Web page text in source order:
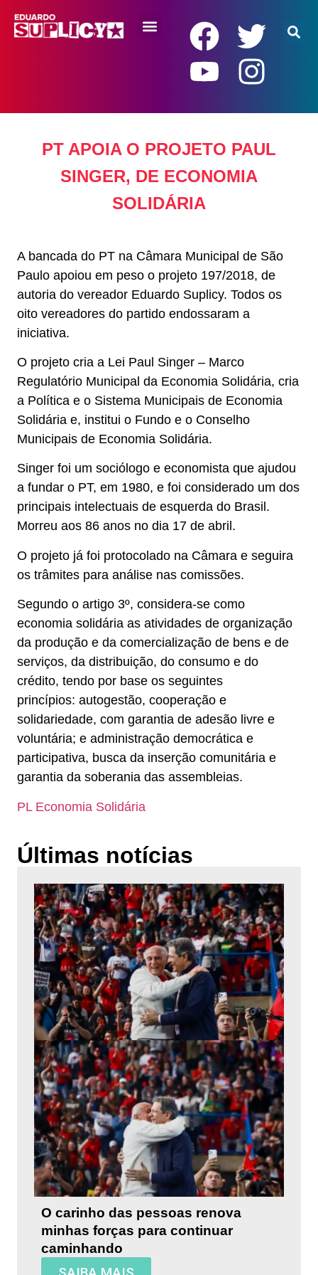
PT APOIA O PROJETO PAUL
SINGER, DE ECONOMIA
SOLIDÁRIA
A bancada do PT na Câmara Municipal de São
Paulo apoiou em peso o projeto 197/2018, de
autoria do vereador Eduardo Suplicy. Todos os
oito vereadores do partido endossaram a
iniciativa.
O projeto cria a Lei Paul Singer – Marco
Regulatório Municipal da Economia Solidária, cria
a Política e o Sistema Municipais de Economia
Solidária e, institui o Fundo e o Conselho
Municipais de Economia Solidária.
Singer foi um sociólogo e economista que ajudou
a fundar o PT, em 1980, e foi considerado um dos
principais intelectuais de esquerda do Brasil.
Morreu aos 86 anos no dia 17 de abril.
O projeto já foi protocolado na Câmara e seguira
os trâmites para análise nas comissões.
Segundo o artigo 3º, considera-se como
economia solidária as atividades de organização
da produção e da comercialização de bens e de
serviços, da distribuição, do consumo e do
crédito, tendo por base os seguintes
princípios: autogestão, cooperação e
solidariedade, com garantia de adesão livre e
voluntária; e administração democrática e
participativa, busca da inserção comunitária e
garantia da soberania das assembleias.
PL Economia Solidária
Últimas notícias
O carinho das pessoas renova
minhas forças para continuar
caminhando